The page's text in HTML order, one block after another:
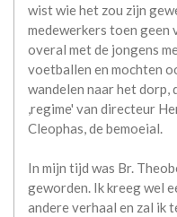
wist wie het zou zijn
medewerkers toen geen
overal met de jongens
voetballen en mochten
wandelen naar het dorp,
,regime' van directeur
Cleophas, de bemoeial.
In mijn tijd was Br.
geworden. Ik kreeg wel
andere verhaal en zal ik